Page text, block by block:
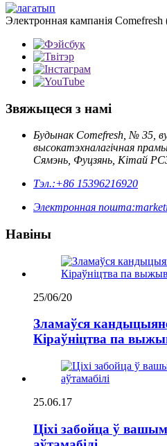
Электронная кампанія
Звяжыцеся з намі
Будынак Comefresh, № 35,
высокатэхналагічная
Сямэнь, Фуцзянь, Кітай
Тэл.:+86 15396216920
Электронная пошта:
Навіны
25/06/20
Зламаўся
Кіраўніцтва па
25.06.17
Ціхі забойца ў